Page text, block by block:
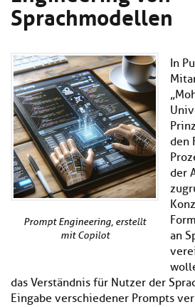
Material
Podcast
Community
EULE
Über uns
Sprachmodellen
Prompt Engineering, erstellt
mit Copilot
In
den
der
an
das Verständnis für Nutzer der
Eingabe verschiedener Prompts